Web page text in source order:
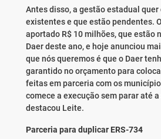
Antes disso, a gestão estadual
existentes e que estão pendentes.
aportado R$ 10 milhões, que estão
Daer deste ano, e hoje anunciou
que nós queremos é que o Daer
garantido no orçamento para
feitas em parceria com os
comece a execução sem parar até a
destacou Leite.
Parceria para duplicar ERS-734